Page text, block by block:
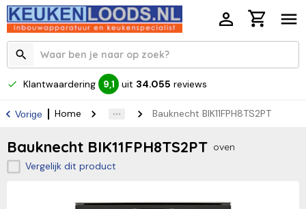
Klantwaardering 9,1 uit 34.055 reviews
Vorige Home Bauknecht BIK11FPH8TS2PT
Bauknecht BIK11FPH8TS2PT oven
Vergelijk dit product